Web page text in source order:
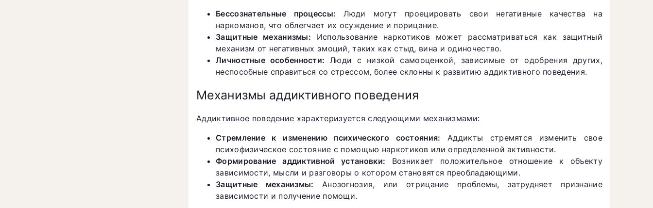
Бессознательные процессы: Люди могут проецировать свои негативные качества на
наркоманов, что облегчает их осуждение и порицание.
Защитные механизмы: Использование наркотиков может рассматриваться как защитный
механизм от негативных эмоций, таких как стыд, вина и одиночество.
Личностные особенности: Люди с низкой самооценкой, зависимые от одобрения других,
неспособные справиться со стрессом, более склонны к развитию аддиктивного поведения.
Механизмы аддиктивного поведения
Аддиктивное поведение характеризуется следующими механизмами:
Стремление к изменению психического состояния: Аддикты стремятся изменить свое
психофизическое состояние с помощью наркотиков или определенной активности.
Формирование аддиктивной установки: Возникает положительное отношение к объекту
зависимости, мысли и разговоры о котором становятся преобладающими.
Защитные механизмы: Анозогнозия, или отрицание проблемы, затрудняет признание
зависимости и получение помощи.